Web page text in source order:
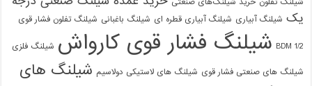
یک شیلنگ آبیاری شیلنگ آبیاری قطره ای شیلنگ باغبانی شیلنگ تفلون فشار قوی
1/2 BDM شیلنگ فشار قوی کارواش شیلنگ فلزی
شیلنگ های صنعتی فشار قوی شیلنگ های لاستیکی دولاسیم شیلنگ های